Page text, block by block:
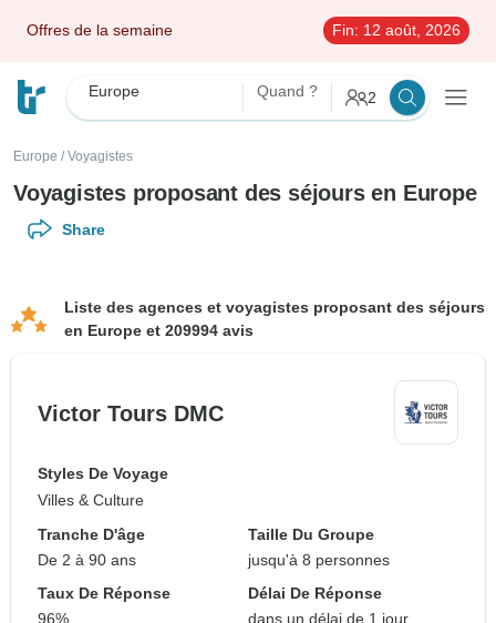
Offres de la semaine Fin: 12 août, 2026
Europe Quand ? 2
Europe / Voyagistes
Voyagistes proposant des séjours en Europe
Share
Liste des agences et voyagistes proposant des séjours
en Europe et 209994 avis
Victor Tours DMC
Styles De Voyage
Villes & Culture
Tranche D'âge
De 2 à 90 ans
Taille Du Groupe
jusqu'à 8 personnes
Taux De Réponse
96%
Délai De Réponse
dans un délai de 1 jour